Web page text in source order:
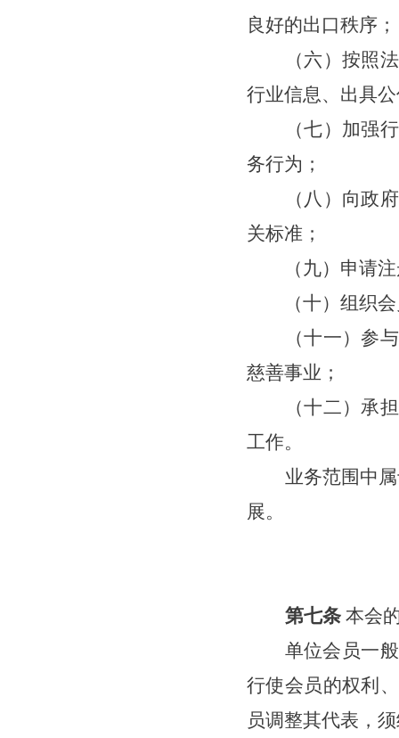
良好的出口秩序；
（六）按照法
行业信息、出具
（七）加强行
务行为；
（八）向政府
关标准；
（九）申请注
（十）组织会
（十一）参与
慈善事业；
（十二）承担
工作。
业务范围中
展。
第七条 本会
单位会员一
行使会员的权利
员调整其代表，